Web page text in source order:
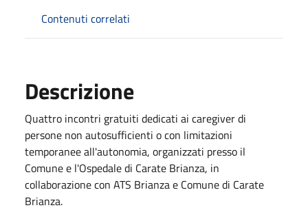
Contenuti correlati
Descrizione
Quattro incontri gratuiti dedicati ai caregiver di
persone non autosufficienti o con limitazioni
temporanee all'autonomia, organizzati presso il
Comune e l'Ospedale di Carate Brianza, in
collaborazione con ATS Brianza e Comune di Carate
Brianza.